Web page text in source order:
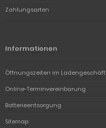
Zahlungsarten
Informationen
Öffnungszeiten im Ladengeschäft
Online-Terminvereinbarung
Batterieentsorgung
Sitemap